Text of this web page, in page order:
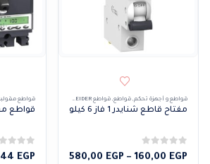
قواطع و أجهزة تحكم, قواطع, قواطع SCHNEIDER
مفتاح قاطع شنايدر 1 فاز 6 كيلو
0من 5
160,00 EGP
–
580,00 EGP
نطاق
قواطع
0من 5
EGP